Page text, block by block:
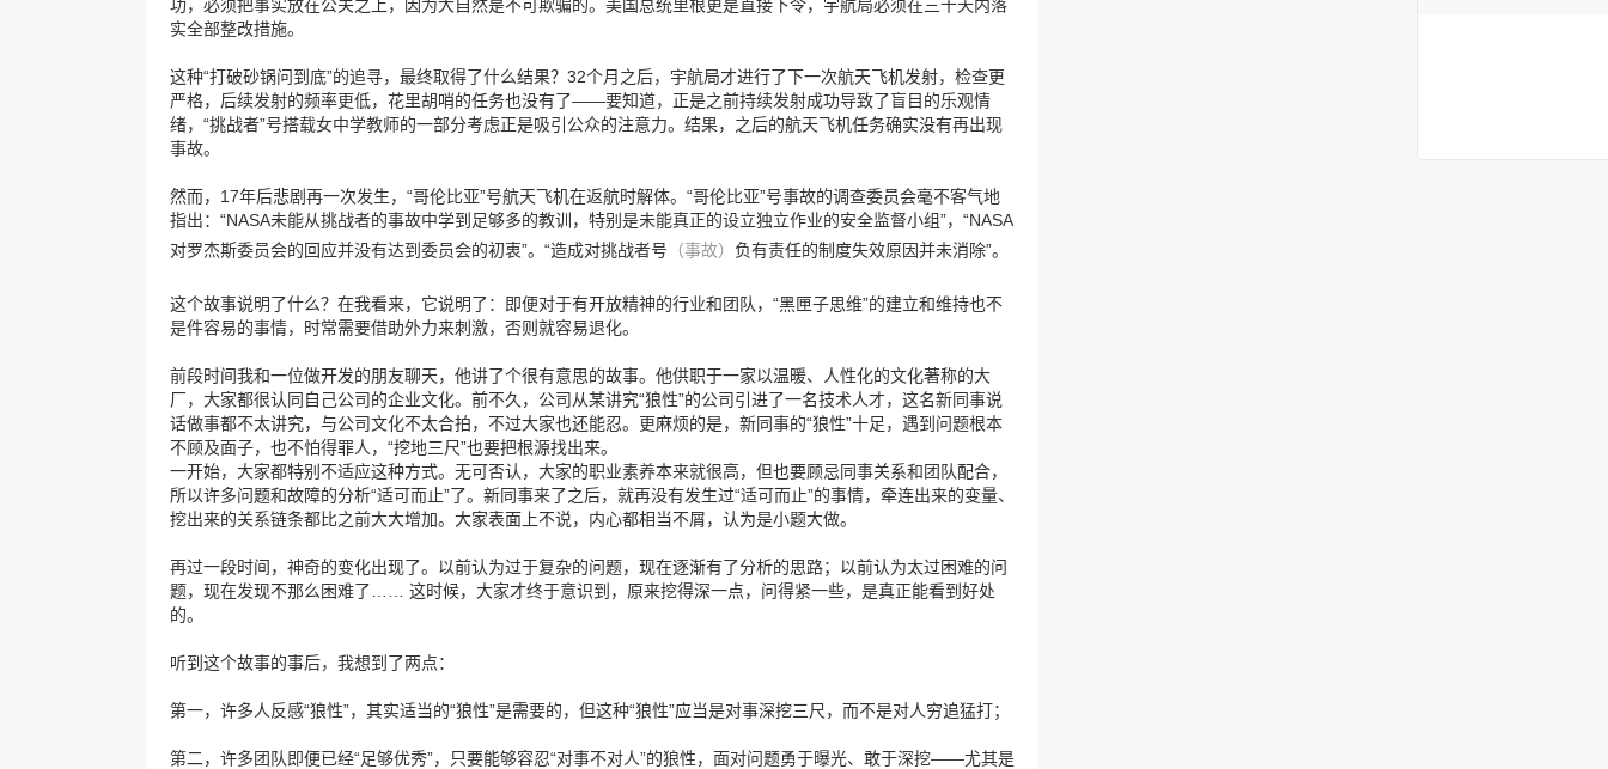
功，必须把事实放在公关之上，因为大自然是不可欺骗的。美国总统里根更是直接下令，宇航局必须在三十天内落
实全部整改措施。
这种“打破砂锅问到底”的追寻，最终取得了什么结果？32个月之后，宇航局才进行了下一次航天飞机发射，检查更
严格，后续发射的频率更低，花里胡哨的任务也没有了——要知道，正是之前持续发射成功导致了盲目的乐观情
绪，“挑战者”号搭载女中学教师的一部分考虑正是吸引公众的注意力。结果，之后的航天飞机任务确实没有再出现
事故。
然而，17年后悲剧再一次发生，“哥伦比亚”号航天飞机在返航时解体。“哥伦比亚”号事故的调查委员会毫不客气地
指出：“NASA未能从挑战者的事故中学到足够多的教训，特别是未能真正的设立独立作业的安全监督小组”，“NASA
对罗杰斯委员会的回应并没有达到委员会的初衷”。“造成对挑战者号 （事故） 负有责任的制度失效原因并未消除”。
这个故事说明了什么？在我看来，它说明了：即便对于有开放精神的行业和团队，“黑匣子思维”的建立和维持也不
是件容易的事情，时常需要借助外力来刺激，否则就容易退化。
前段时间我和一位做开发的朋友聊天，他讲了个很有意思的故事。他供职于一家以温暖、人性化的文化著称的大
厂，大家都很认同自己公司的企业文化。前不久，公司从某讲究“狼性”的公司引进了一名技术人才，这名新同事说
话做事都不太讲究，与公司文化不太合拍，不过大家也还能忍。更麻烦的是，新同事的“狼性”十足，遇到问题根本
不顾及面子，也不怕得罪人，“挖地三尺”也要把根源找出来。
一开始，大家都特别不适应这种方式。无可否认，大家的职业素养本来就很高，但也要顾忌同事关系和团队配合，
所以许多问题和故障的分析“适可而止”了。新同事来了之后，就再没有发生过“适可而止”的事情，牵连出来的变量、
挖出来的关系链条都比之前大大增加。大家表面上不说，内心都相当不屑，认为是小题大做。
再过一段时间，神奇的变化出现了。以前认为过于复杂的问题，现在逐渐有了分析的思路；以前认为太过困难的问
题，现在发现不那么困难了…… 这时候，大家才终于意识到，原来挖得深一点，问得紧一些，是真正能看到好处
的。
听到这个故事的事后，我想到了两点：
第一，许多人反感“狼性”，其实适当的“狼性”是需要的，但这种“狼性”应当是对事深挖三尺，而不是对人穷追猛打；
第二，许多团队即便已经“足够优秀”，只要能够容忍“对事不对人”的狼性，面对问题勇于曝光、敢于深挖——尤其是